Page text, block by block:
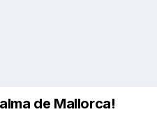
de Mallorca!